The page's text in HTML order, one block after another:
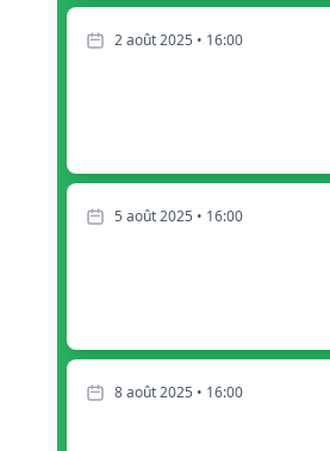
2 août 2025 • 16:00
5 août 2025 • 16:00
8 août 2025 • 16:00